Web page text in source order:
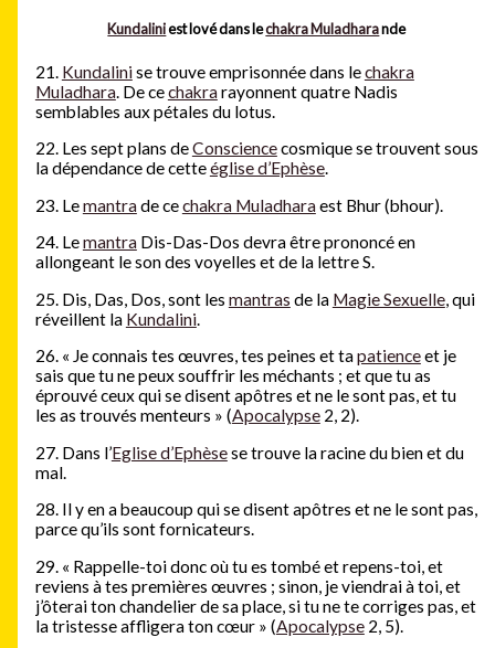
Kundaliniest lové dans lechakra Muladharande
21. Kundalinise trouve emprisonnée dans lechakra
Muladhara. De cechakrarayonnent quatre Nadis
semblables aux pétales du lotus.
22. Les sept plans deConsciencecosmique se trouvent sous
la dépendance de cetteéglise d’Ephèse.
23. Lemantrade cechakra Muladharaest Bhur (bhour).
24. LemantraDis-Das-Dos devra être prononcé en
allongeant le son des voyelles et de la lettre S.
25. Dis, Das, Dos, sont les mantras de la Magie Sexuelle, qui
réveillent la Kundalini.
26. « Je connais tes œuvres, tes peines et tapatienceet je
sais que tu ne peux souffrir les méchants ; et que tu as
éprouvé ceux qui se disent apôtres et ne le sont pas, et tu
les as trouvés menteurs » (Apocalypse2, 2).
27. Dans l’Eglise d’Ephèsese trouve la racine du bien et du
mal.
28. Il y en a beaucoup qui se disent apôtres et ne le sont pas,
parce qu’ils sont fornicateurs.
29. « Rappelle-toi donc où tu es tombé et repens-toi, et
reviens à tes premières œuvres ; sinon, je viendrai à toi, et
j’ôterai ton chandelier de sa place, si tu ne te corriges pas, et
la tristesse affligera ton cœur » (Apocalypse2, 5).